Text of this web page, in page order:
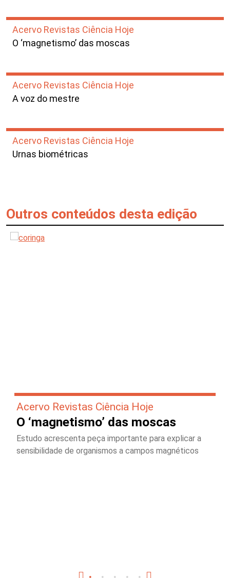
Acervo Revistas Ciência Hoje
O ‘magnetismo’ das moscas
Acervo Revistas Ciência Hoje
A voz do mestre
Acervo Revistas Ciência Hoje
Urnas biométricas
Outros conteúdos desta edição
Acervo Revistas Ciência Hoje
O ‘magnetismo’ das moscas
Estudo acrescenta peça importante para explicar a
sensibilidade de organismos a campos magnéticos